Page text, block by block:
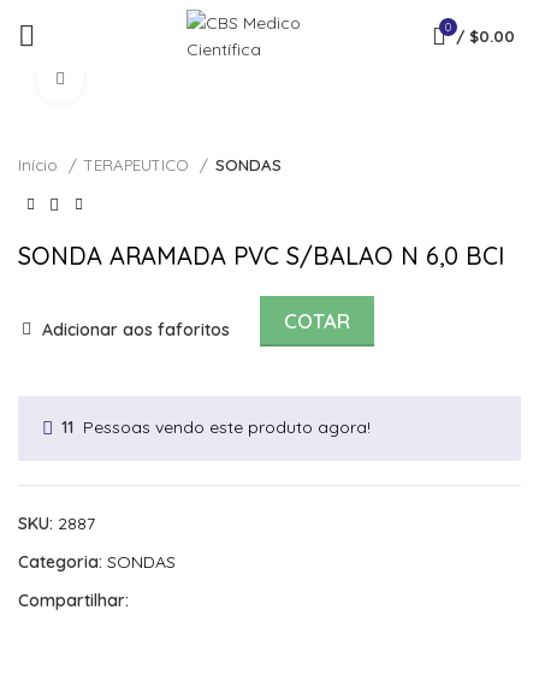
0 / $0.00
Início TERAPEUTICO SONDAS
SONDA ARAMADA PVC S/BALAO N 6,0 BCI
Adicionar aos faforitos COTAR
11 Pessoas vendo este produto agora!
SKU: 2887
Categoria: SONDAS
Compartilhar: